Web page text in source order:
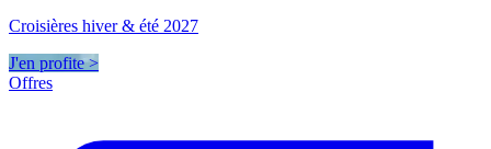
Croisières hiver & été 2027
J'en profite >
Offres